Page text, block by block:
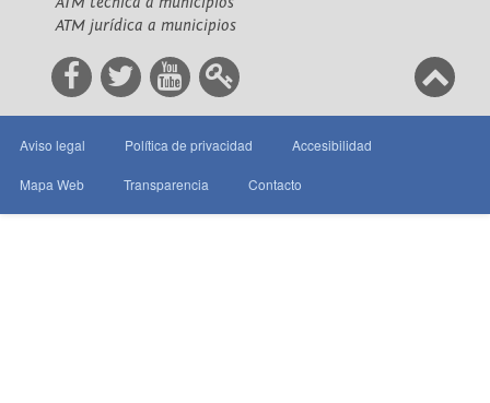
ATM jurídica a municipios
Aviso legal Política de privacidad Accesibilidad
Mapa Web Transparencia Contacto